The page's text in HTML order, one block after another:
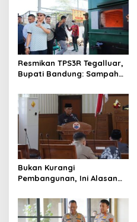
Resmikan TPS3R Tegalluar,
Bupati Bandung: Sampah
Pemerintah
Bukan Kurangi
Pembangunan, Ini Alasan
Pengurangan Belanja
Daerah